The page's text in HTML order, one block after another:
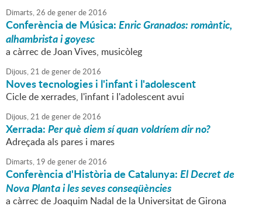
Dimarts,26 degenerde2016
Conferència de Música:Enric Granados: romàntic,
alhambrista i goyesc
a càrrec de Joan Vives, musicòleg
Dijous,21 degenerde2016
Noves tecnologies i l'infant i l'adolescent
Cicle de xerrades, l'infant i l'adolescent avui
Dijous,21 degenerde2016
Xerrada:Per què diem sí quan voldríem dir no?
Adreçada als pares i mares
Dimarts, 19 degenerde2016
Conferència d'Història de Catalunya:El Decret de
Nova Planta i les seves conseqüències
a càrrec de Joaquim Nadal de la Universitat de Girona